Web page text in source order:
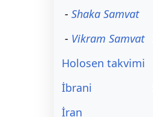
- Shaka Samvat
- Vikram Samvat
Holosen takvimi
İbrani
İran